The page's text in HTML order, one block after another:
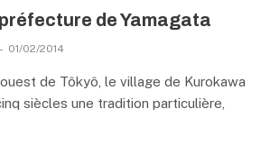
de Yamagata
01/02/2014
de Tôkyô, le village de Kurokawa
siècles une tradition particulière,